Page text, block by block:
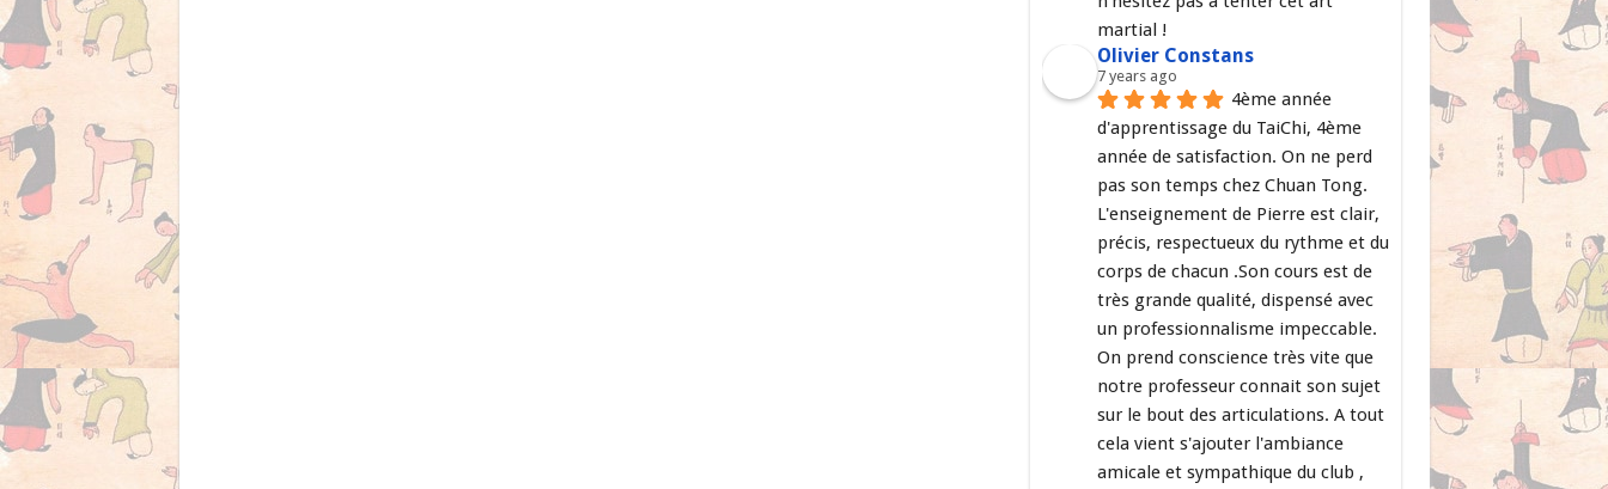
martial !
Olivier Constans
7 years ago
4ème année
d'apprentissage du TaiChi, 4ème
année de satisfaction. On ne perd
pas son temps chez Chuan Tong.
L'enseignement de Pierre est clair,
précis, respectueux du rythme et du
corps de chacun .Son cours est de
très grande qualité, dispensé avec
un professionnalisme impeccable.
On prend conscience très vite que
notre professeur connait son sujet
sur le bout des articulations. A tout
cela vient s'ajouter l'ambiance
amicale et sympathique du club ,